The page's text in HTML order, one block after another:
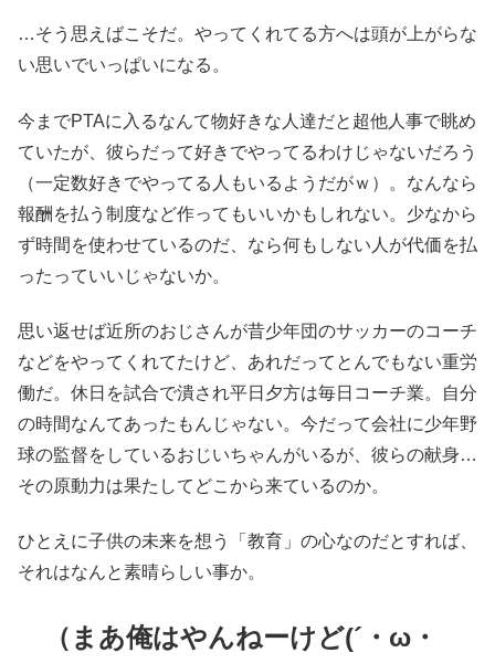
…そう思えばこそだ。やってくれてる方へは頭が上がらな
い思いでいっぱいになる。
今までPTAに入るなんて物好きな人達だと超他人事で眺め
ていたが、彼らだって好きでやってるわけじゃないだろう
（一定数好きでやってる人もいるようだがｗ）。なんなら
報酬を払う制度など作ってもいいかもしれない。少なから
ず時間を使わせているのだ、なら何もしない人が代価を払
ったっていいじゃないか。
思い返せば近所のおじさんが昔少年団のサッカーのコーチ
などをやってくれてたけど、あれだってとんでもない重労
働だ。休日を試合で潰され平日夕方は毎日コーチ業。自分
の時間なんてあったもんじゃない。今だって会社に少年野
球の監督をしているおじいちゃんがいるが、彼らの献身…
その原動力は果たしてどこから来ているのか。
ひとえに子供の未来を想う「教育」の心なのだとすれば、
それはなんと素晴らしい事か。
（まあ俺はやんねーけど(´・ω・